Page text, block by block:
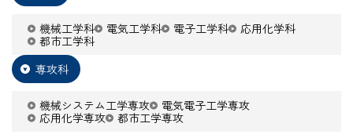
機械工学科 電気工学科 電子工学科
応用化学科
都市工学科
専攻科
機械システム工学専攻
電気電子工学専攻
応用化学専攻
都市工学専攻